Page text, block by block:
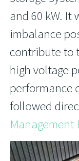
and 60 kW. It
imbalance
contribute to
high voltage
performance
followed
Management